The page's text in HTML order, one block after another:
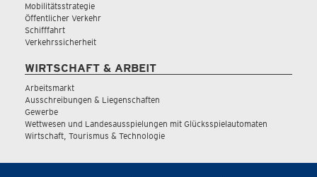
Mobilitätsstrategie
Öffentlicher Verkehr
Schifffahrt
Verkehrssicherheit
WIRTSCHAFT & ARBEIT
Arbeitsmarkt
Ausschreibungen & Liegenschaften
Gewerbe
Wettwesen und Landesausspielungen mit Glücksspielautomaten
Wirtschaft, Tourismus & Technologie